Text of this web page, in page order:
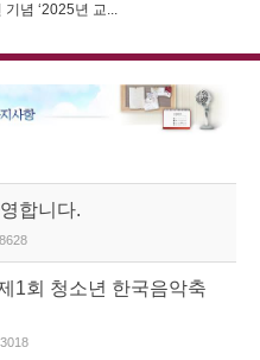
념 ‘2025년 교...
합니다.
8628
1회 청소년 한국음악축
3018
치북5